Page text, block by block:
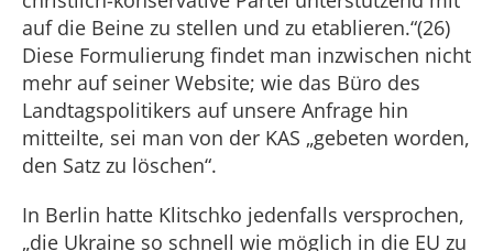
auf die Beine zu stellen und zu etablieren.“(26)
Diese Formulierung findet man inzwischen nicht
mehr auf seiner Website; wie das Büro des
Landtagspolitikers auf unsere Anfrage hin
mitteilte, sei man von der KAS „gebeten worden,
den Satz zu löschen“.
In Berlin hatte Klitschko jedenfalls versprochen,
„die Ukraine so schnell wie möglich in die EU zu